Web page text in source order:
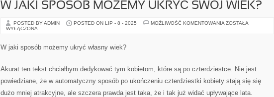
W JAKI SPOSÓB MOŻEMY UKRYĆ SWÓJ WIEK?
POSTED BY ADMIN POSTED ON LIP - 8 - 2025 MOŻLIWOŚĆ KOMENTOWANIA W
ZOSTAŁA
WYŁĄCZONA
W jaki sposób możemy ukryć własny wiek?
Akurat ten tekst chciałbym dedykować tym kobietom, które są po czterdziestce. Nie jest
powiedziane, że w automatyczny sposób po ukończeniu czterdziestki kobiety stają się się
dużo mniej atrakcyjne, ale szczera prawda jest taka, że i tak już widać upływające lata.